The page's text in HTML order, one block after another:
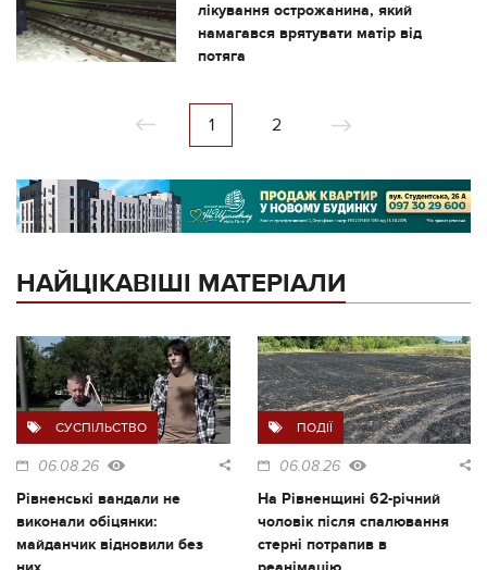
лікування острожанина, який
намагався врятувати матір від
потяга
1 2
НАЙЦІКАВІШІ МАТЕРІАЛИ
СУСПІЛЬСТВО
06.08.26
Рівненські вандали не
виконали обіцянки:
майданчик відновили без
ПОДІЇ
06.08.26
На Рівненщині 62-річний
чоловік після спалювання
стерні потрапив в